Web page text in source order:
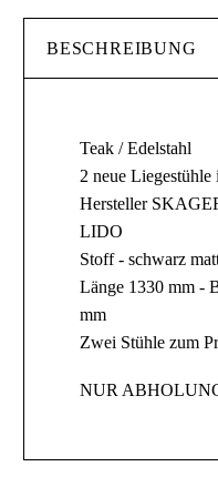
BESCHREIBUNG
Teak / Edelstahl
2 neue Liegestühle
Hersteller
LIDO
Stoff - schwarz
Länge 1330 mm -
mm
Zwei Stühle zum
NUR